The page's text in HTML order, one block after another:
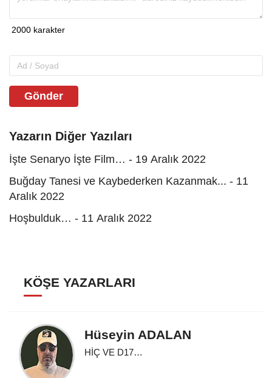
Gönder
Yazarın Diğer Yazıları
İşte Senaryo İşte Film… - 19 Aralık 2022
Buğday Tanesi ve Kaybederken Kazanmak... - 11
Aralık 2022
Hoşbulduk… - 11 Aralık 2022
KÖŞE YAZARLARI
Hüseyin ADALAN
HİÇ VE D17…